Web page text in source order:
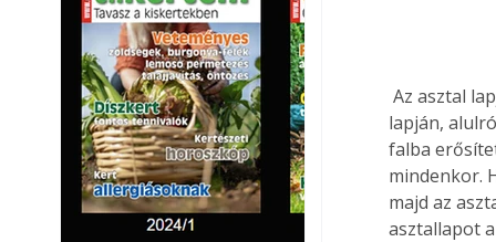
Az asztal lapja felnyitva kb. 700 mm magasságba kerüljön. A függesztő láncot átvezetve a
lapján,
falba
mindenkor.
majd az
asztallapot